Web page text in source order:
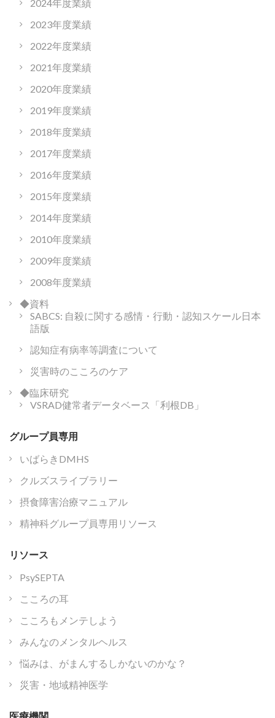
2024年度業績
2023年度業績
2022年度業績
2021年度業績
2020年度業績
2019年度業績
2018年度業績
2017年度業績
2016年度業績
2015年度業績
2014年度業績
2010年度業績
2009年度業績
2008年度業績
◆資料
SABCS: 自殺に関する感情・行動・認知スケール日本
語版
認知症有病率等調査について
災害時のこころのケア
◆臨床研究
VSRAD健常者データベース「利根DB」
グループ員専用
いばらきDMHS
クルズスライブラリー
摂食障害治療マニュアル
精神科グループ員専用リソース
リソース
PsySEPTA
こころの耳
こころもメンテしよう
みんなのメンタルヘルス
悩みは、がまんするしかないのかな？
災害・地域精神医学